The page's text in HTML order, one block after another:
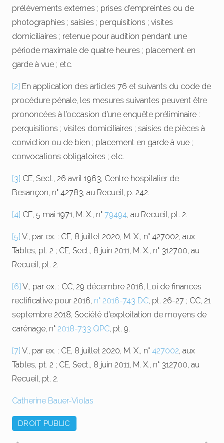
prélèvements externes ; prises d’empreintes ou de
photographies ; saisies ; perquisitions ; visites
domiciliaires ; retenue pour audition pendant une
période maximale de quatre heures ; placement en
garde à vue ; etc.
[2] En application des articles 76 et suivants du code de
procédure pénale, les mesures suivantes peuvent être
prononcées à l’occasion d’une enquête préliminaire :
perquisitions ; visites domiciliaires ; saisies de pièces à
conviction ou de bien ; placement en garde à vue ;
convocations obligatoires ; etc.
[3] CE, Sect., 26 avril 1963, Centre hospitalier de
Besançon, n° 42783, au Recueil, p. 242.
[4] CE, 5 mai 1971, M. X., n° 79494, au Recueil, pt. 2.
[5] V., par ex. : CE, 8 juillet 2020, M. X., n° 427002, aux
Tables, pt. 2 ; CE, Sect., 8 juin 2011, M. X., n° 312700, au
Recueil, pt. 2.
[6] V., par ex. : CC, 29 décembre 2016, Loi de finances
rectificative pour 2016, n° 2016-743 DC, pt. 26-27 ; CC, 21
septembre 2018, Société d’exploitation de moyens de
carénage, n° 2018-733 QPC, pt. 9.
[7] V., par ex. : CE, 8 juillet 2020, M. X., n° 427002, aux
Tables, pt. 2 ; CE, Sect., 8 juin 2011, M. X., n° 312700, au
Recueil, pt. 2.
Catherine Bauer-Violas
DROIT PUBLIC